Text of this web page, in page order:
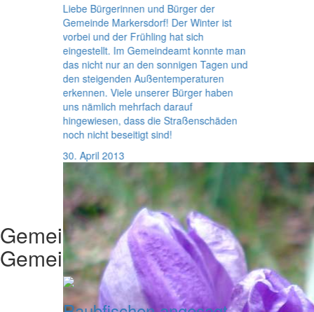
Liebe Bürgerinnen und Bürger der
Gemeinde Markersdorf! Der Winter ist
vorbei und der Frühling hat sich
eingestellt. Im Gemeindeamt konnte man
das nicht nur an den sonnigen Tagen und
den steigenden Außentemperaturen
erkennen. Viele unserer Bürger haben
uns nämlich mehrfach darauf
hingewiesen, dass die Straßenschäden
noch nicht beseitigt sind!
30. April 2013
GemeinderatAktuelles aus dem
Gemeinderat